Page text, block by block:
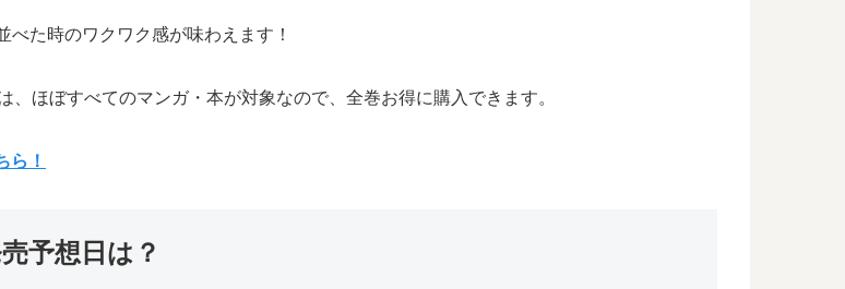
べた時のワクワク感が味わえます！
ほぼすべてのマンガ・本が対象なので、全巻お得に購入できます。
ら！
予想日は？